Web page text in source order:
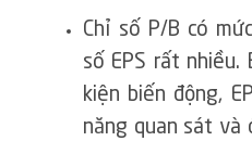
Chỉ số P/B có
số EPS rất
kiện biến động,
năng quan sát và